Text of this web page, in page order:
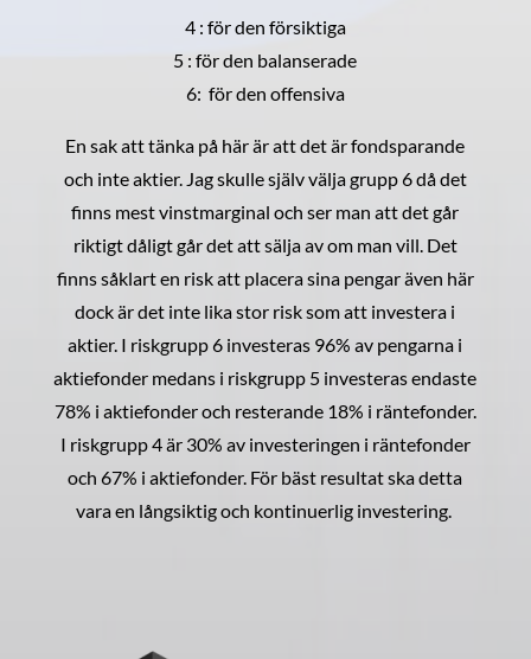
4 : för den försiktiga
5 : för den balanserade
6: för den offensiva
En sak att tänka på här är att det är fondsparande
och inte aktier. Jag skulle själv välja grupp 6 då det
finns mest vinstmarginal och ser man att det går
riktigt dåligt går det att sälja av om man vill. Det
finns såklart en risk att placera sina pengar även här
dock är det inte lika stor risk som att investera i
aktier. I riskgrupp 6 investeras 96% av pengarna i
aktiefonder medans i riskgrupp 5 investeras endaste
78% i aktiefonder och resterande 18% i räntefonder.
I riskgrupp 4 är 30% av investeringen i räntefonder
och 67% i aktiefonder. För bäst resultat ska detta
vara en långsiktig och kontinuerlig investering.